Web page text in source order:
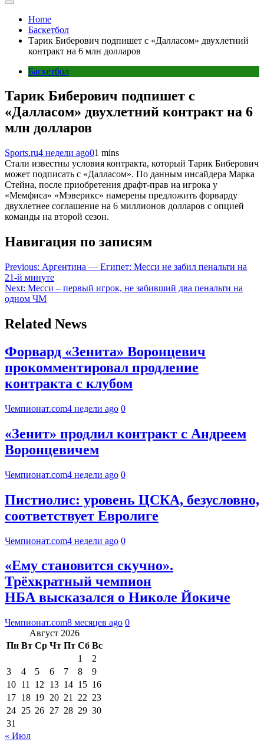
Home
Баскетбол
Тарик Биберович подпишет с «Далласом» двухлетний
контракт на 6 млн долларов
Баскетбол
Тарик Биберович подпишет с
«Далласом» двухлетний контракт на 6
млн долларов
Sports.ru4 недели ago01 mins
Стали известны условия контракта, который Тарик Биберович
может подписать с «Далласом». По данным инсайдера Марка
Стейна, после приобретения драфт-прав на игрока у
«Мемфиса» «Мэверикс» намерены предложить форварду
двухлетнее соглашение на 6 миллионов долларов с опцией
команды на второй сезон.
Навигация по записям
Previous: Аргентина — Египет: Месси не забил пенальти на
21-й минуте
Next: Месси – первый игрок, не забивший два пенальти на
одном ЧМ
Related News
Форвард «Зенита» Воронцевич
прокомментировал продление
контракта с клубом
Чемпионат.com4 недели ago 0
«Зенит» продлил контракт с Андреем
Воронцевичем
Чемпионат.com4 недели ago 0
Пистиолис: уровень ЦСКА, безусловно,
соответствует Евролиге
Чемпионат.com4 недели ago 0
«Ему становится скучно».
Трёхкратный чемпион
НБА высказался о Николе Йокиче
Чемпионат.com8 месяцев ago 0
Август 2026
Пн Вт Ср Чт Пт Сб Вс
1
2
3
4 5 6 7 8
9
10 11 12 13 14 15 16
17 18 19 20 21 22 23
24 25 26 27 28 29 30
31
« Июл